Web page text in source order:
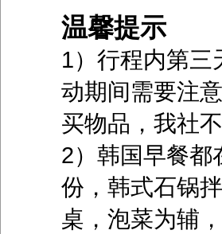
温馨提示
1）行程内第三
动期间需要注
买物品，我社
2）韩国早餐都
份，韩式石锅
桌，泡菜为辅